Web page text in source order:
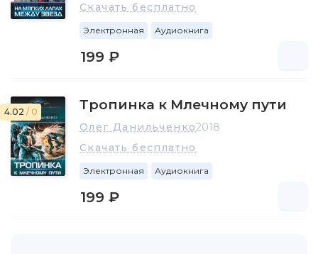
Скачать бесплатно
Электронная Аудиокнига
199 ₽
4.02 / 0 Тропинка к Млечному пути
Олег Данильченко2018
Скачать бесплатно
Электронная Аудиокнига
199 ₽